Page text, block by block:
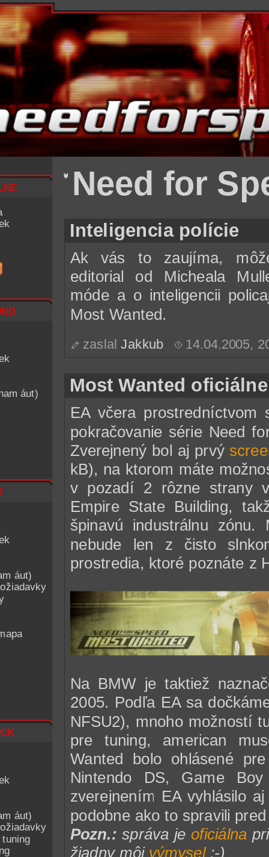
áut)
áut)
áut)
Need for
Inteligencia polície
Ak vás to zaujíma,
editorial od Micheala
móde a o inteligencii
Most Wanted.
zaslalJakkub 14.04.2005,
Most Wanted
EA včera prostredníctvom
pokračovanie série Need
Zverejnený bol aj prvý
kB), na ktorom máte
v pozadí 2 rôzne strany
Empire State Building,
špinavú industrálnu zónu.
nebude len z čisto
prostredia, ktoré poznáte z
Na BMW je taktiež
2005. Podľa EA sa
NFSU2), mnoho možností
pre tuning, american
Wanted bolo ohlásené
Nintendo DS, Game
zverejnením EA vyhlásilo
podobne ako to spravili
Pozn.: správa je oficiálna
žiadny môj výmysel;-)